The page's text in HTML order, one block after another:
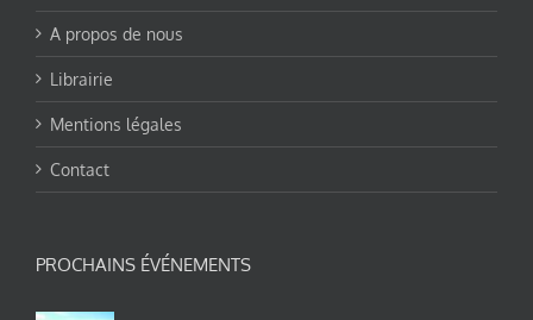
A propos de nous
Librairie
Mentions légales
Contact
PROCHAINS ÉVÉNEMENTS